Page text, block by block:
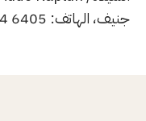
جنيف، الهاتف: 6405 244 79 0041